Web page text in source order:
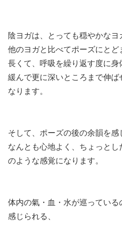
陰ヨガは、とっても穏やかなヨ
他のヨガと比べてポーズにとど
長くて、呼吸を繰り返す度に身
緩んで更に深いところまで伸ば
なります。
そして、ポーズの後の余韻を感
なんとも心地よく、ちょっとし
のような感覚になります。
体内の氣・血・水が巡っている
感じられる、